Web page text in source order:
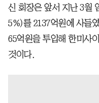
신 회장은 앞서 지난 3월
5%)를 2137억원에 사들
65억원을 투입해 한미사
것이다.